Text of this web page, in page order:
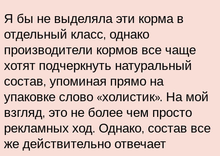
Я бы не выделяла эти корма в
отдельный класс, однако
производители кормов все чаще
хотят подчеркнуть натуральный
состав, упоминая прямо на
упаковке слово «холистик». На мой
взгляд, это не более чем просто
рекламных ход. Однако, состав все
же действительно отвечает